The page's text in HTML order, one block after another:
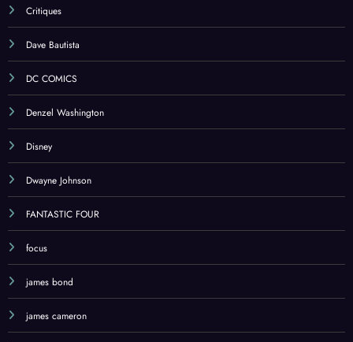
Critiques
Dave Bautista
DC COMICS
Denzel Washington
Disney
Dwayne Johnson
FANTASTIC FOUR
focus
james bond
james cameron